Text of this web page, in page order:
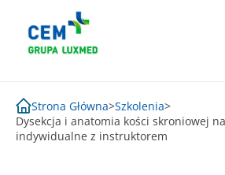
content
Strona Główna>Szkolenia>
Dysekcja i anatomia kości skroniowej
indywidualne z instruktorem